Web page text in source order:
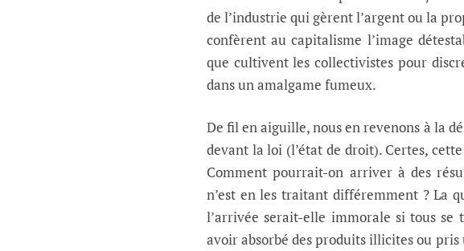
de l’industrie qui gèrent l’argent ou la
confèrent au capitalisme l’image
que cultivent les collectivistes pour
dans un amalgame fumeux.
De fil en aiguille, nous en revenons à la
devant la loi (l’état de droit). Certes,
Comment pourrait-on arriver à des
n’est en les traitant différemment ? La
l’arrivée serait-elle immorale si tous
avoir absorbé des produits illicites ou